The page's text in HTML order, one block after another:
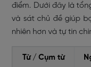
điểm. Dưới đây là
và sát chủ đề giúp
nhiên hơn và tự tin
Từ / Cụm từ